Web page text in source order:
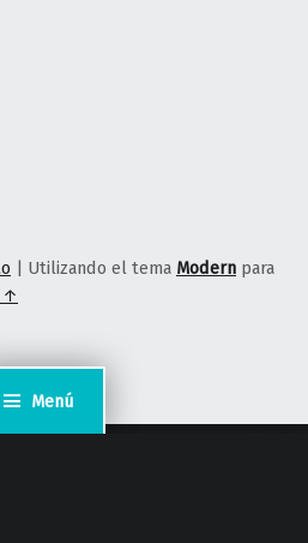
Menú
| Utilizando el tema Modern para
↑